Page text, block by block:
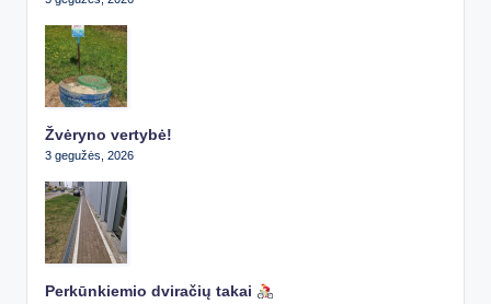
Žvėryno vertybė!
3 gegužės, 2026
Perkūnkiemio dviračių takai